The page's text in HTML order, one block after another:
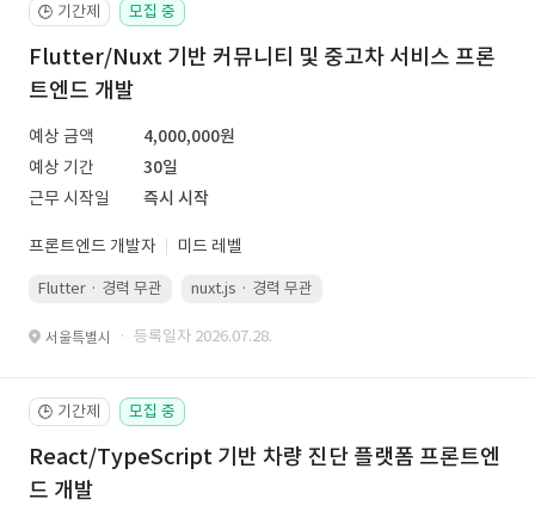
🕒 기간제 모집 중
Flutter/Nuxt 기반 커뮤니티 및 중고차 서비스 프론
트엔드 개발
예상 금액
4,000,000원
예상 기간
30일
근무 시작일
즉시 시작
프론트엔드 개발자 미드 레벨
Flutter · 경력 무관 nuxt.js · 경력 무관
서울특별시 · 등록일자 2026.07.28.
🕒 기간제 모집 중
React/TypeScript 기반 차량 진단 플랫폼 프론트엔
드 개발